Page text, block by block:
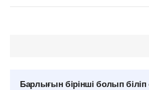
Барлығын бірінші болып